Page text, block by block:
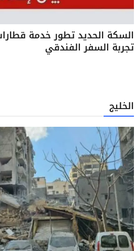
السكة الحديد تطور خدمة
تجربة السفر الفندقي
الخليج